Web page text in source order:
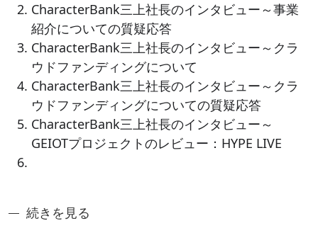
CharacterBank三上社長のインタビュー～事業
紹介についての質疑応答
CharacterBank三上社長のインタビュー～クラ
ウドファンディングについて
CharacterBank三上社長のインタビュー～クラ
ウドファンディングについての質疑応答
CharacterBank三上社長のインタビュー～
GEIOTプロジェクトのレビュー：HYPE LIVE
奈良先端アントレシリーズ6：IoT分野の先輩起業
続きを見る